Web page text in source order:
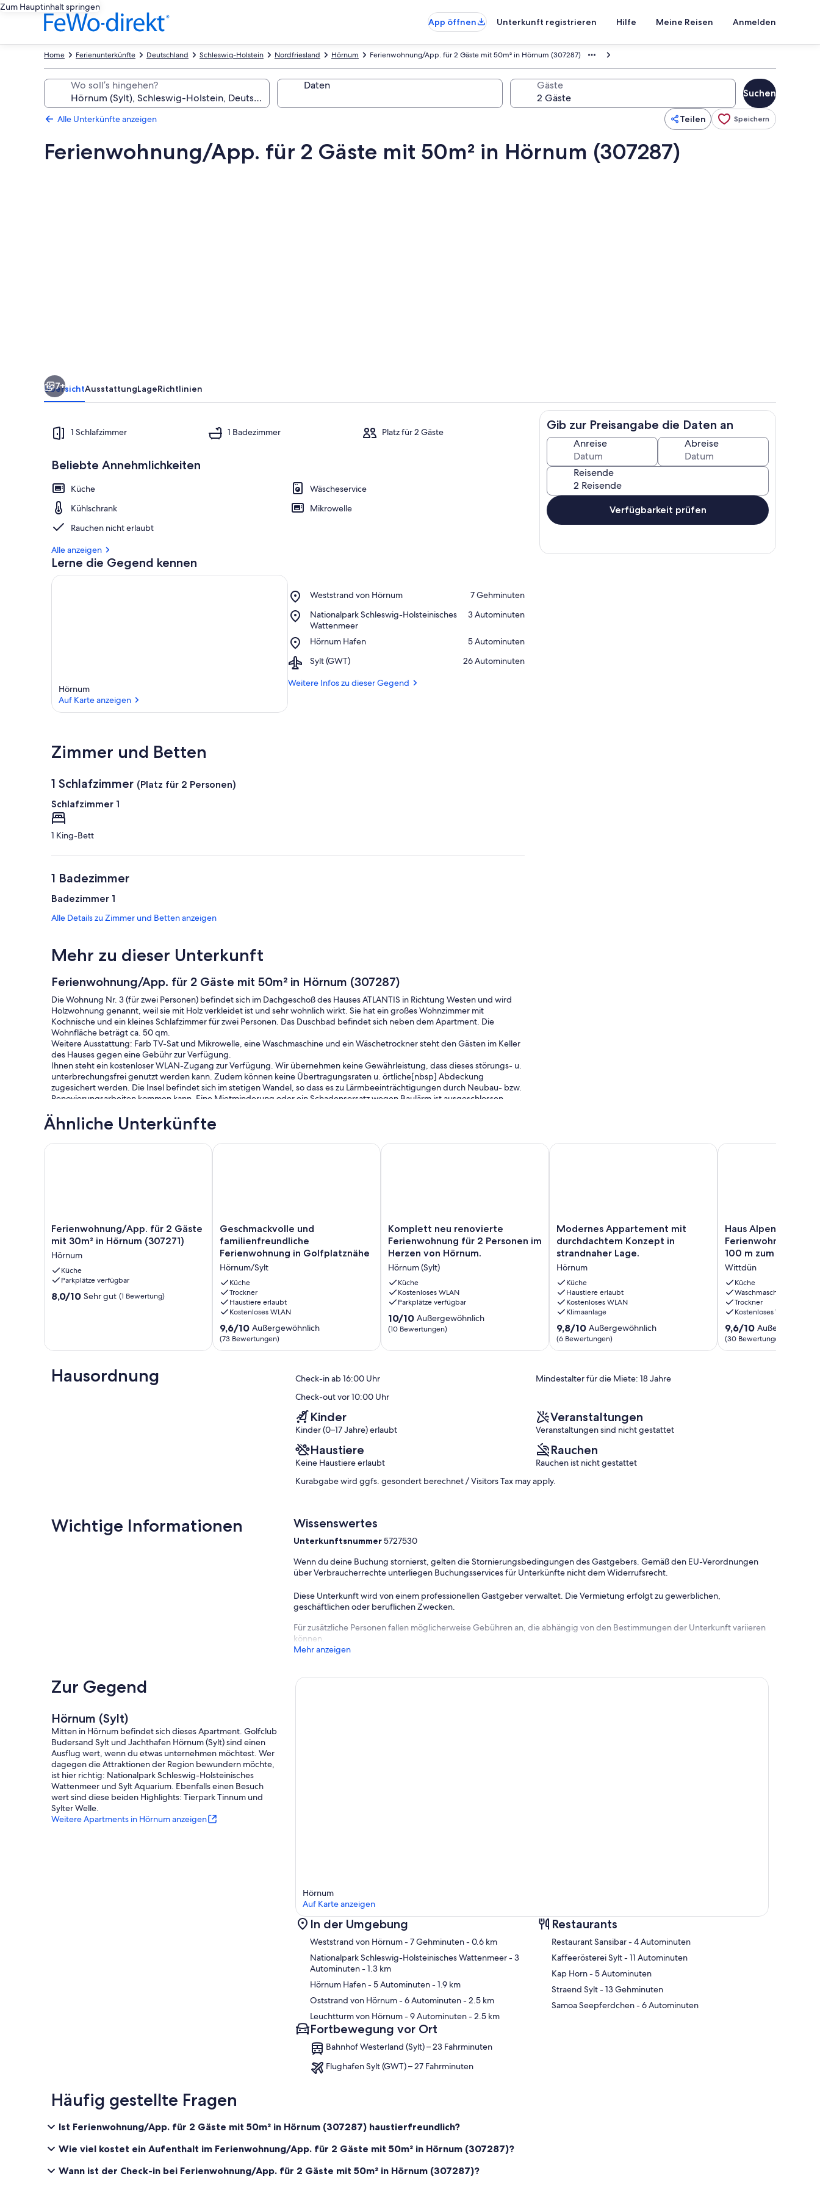
Zum Hauptinhalt springen
App öffnen
Unterkunft registrieren Hilfe Meine Reisen Anmelden
Ferienwohnung/App. für 2 Gäste mit 50m² in Hörnum (307287)
Hörnum
Nordfriesland
Schleswig-Holstein
Deutschland
Ferienunterkünfte
Home
Wo soll’s hingehen? Daten Gäste
Suchen
Alle Unterkünfte anzeigen Teilen Speichern
Ferienwohnung/App. für 2 Gäste mit 50m² in Hörnum (307287)
Wohnbereich Speisen
7+
ÜbersichtAusstattungLageRichtlinien
1 Schlafzimmer 1 Badezimmer Platz für 2 Gäste
Beliebte Annehmlichkeiten
Küche
Wäscheservice
Kühlschrank
Mikrowelle
Rauchen nicht erlaubt
Alle anzeigen
Lerne die Gegend kennen
Hörnum
Auf Karte anzeigen
Weststrand von Hörnum
Place,
von
Hörnum
‪7 Gehminuten‬
Nationalpark Schleswig-Holsteinisches
Wattenmeer
Place,
Nationalpark
Schleswig-
Holsteinisches
Wattenmeer
‪3 Autominuten‬
Hörnum Hafen
Place,
Hafen
‪5 Autominuten‬
Sylt (GWT)
Airport,
(GWT)
‪26 Autominuten‬
Weitere Infos zu dieser Gegend
Zimmer und Betten
1 Schlafzimmer (Platz für 2 Personen)
Schlafzimmer 1
1 King-Bett
1 Badezimmer
Badezimmer 1
Alle Details zu Zimmer und Betten anzeigen
Mehr zu dieser Unterkunft
Ferienwohnung/App. für 2 Gäste mit 50m² in Hörnum (307287)
Die Wohnung Nr. 3 (für zwei Personen) befindet sich im Dachgeschoß des Hauses ATLANTIS in Richtung Westen und wird
Holzwohnung genannt, weil sie mit Holz verkleidet ist und sehr wohnlich wirkt. Sie hat ein großes Wohnzimmer mit
Kochnische und ein kleines Schlafzimmer für zwei Personen. Das Duschbad befindet sich neben dem Apartment. Die
Wohnfläche beträgt ca. 50 qm.
Weitere Ausstattung: Farb TV-Sat und Mikrowelle, eine Waschmaschine und ein Wäschetrockner steht den Gästen im Keller
des Hauses gegen eine Gebühr zur Verfügung.
Ihnen steht ein kostenloser WLAN-Zugang zur Verfügung. Wir übernehmen keine Gewährleistung, dass dieses störungs- u.
unterbrechungsfrei genutzt werden kann. Zudem können keine Übertragungsraten u. örtliche[nbsp] Abdeckung
zugesichert werden. Die Insel befindet sich im stetigen Wandel, so dass es zu Lärmbeeinträchtigungen durch Neubau- bzw.
Renovierungsarbeiten kommen kann. Eine Mietminderung oder ein Schadensersatz wegen Baulärm ist ausgeschlossen,
Gib zur Preisangabe die Daten an
Anreise Abreise
Reisende
Verfügbarkeit prüfen
Ähnliche Unterkünfte
Ferienwohnung/App.
für
Gäste
mit
30m²
in
Hörnum
Ferienwohnung/App. für 2 Gäste
mit 30m² in Hörnum (307271)
Hörnum
Küche
Parkplätze verfügbar
8.0
(1
8,0/10 Sehr gut (1 Bewertung)
Ferienwohnung/App. für 2 Gäste mit 30m² in Hörnum (307271)
Geschmackvolle
und
familienfreundliche
in
Golfplatznähe
Hörnum/Sylt
Geschmackvolle und
familienfreundliche
Ferienwohnung in Golfplatznähe
Hörnum/Sylt
Küche
Trockner
Haustiere erlaubt
Kostenloses WLAN
9.6
von
10,
9,6/10 Außergewöhnlich
(73 Bewertungen)
Geschmackvolle und familienfreundliche Ferienwohnung in Golfplatznähe
Komplett
neu
renovierte
für
2
Personen
im
Herzen
von
Hörnum
Komplett neu renovierte
Ferienwohnung für 2 Personen im
Herzen von Hörnum.
Hörnum (Sylt)
Küche
Kostenloses WLAN
Parkplätze verfügbar
10.0
von
Außergewöhnlich,
10/10 Außergewöhnlich
(10 Bewertungen)
Komplett neu renovierte Ferienwohnung für 2 Personen im Herzen von Hörnum.
Modernes
Appartement
mit
Konzept
in
strandnaher
Lage.
Hörnum
Modernes Appartement mit
durchdachtem Konzept in
strandnaher Lage.
Hörnum
Küche
Haustiere erlaubt
Kostenloses WLAN
Klimaanlage
9.8
von
10,
Bewertungen)
9,8/10 Außergewöhnlich
(6 Bewertungen)
Modernes Appartement mit durchdachtem Konzept in
Haus
Alpenstrandläufer:
Ferienwohnung
Meerblick,
100
m
zum
Strand
in
Wittdün
Wittdün
Haus
Ferienwohnung mit
100 m zum Strand
Wittdün
Küche
Waschmaschine
Trockner
Kostenloses WLAN
9.6
von
10,
9,6/10
(30 Bewertungen)
Haus
Hausordnung Check-in ab 16:00 Uhr
Mindestalter für die Miete: 18 Jahre
Check-out vor 10:00 Uhr
Kinder
Kinder (0–17 Jahre) erlaubt
Veranstaltungen
Veranstaltungen sind nicht gestattet
Haustiere
Keine Haustiere erlaubt
Rauchen
Rauchen ist nicht gestattet
Kurabgabe wird ggfs. gesondert berechnet / Visitors Tax may apply.
Wichtige Informationen Wissenswertes
Unterkunftsnummer5727530
Wenn du deine Buchung stornierst, gelten die Stornierungsbedingungen des Gastgebers. Gemäß den EU-Verordnungen
über Verbraucherrechte unterliegen Buchungsservices für Unterkünfte nicht dem Widerrufsrecht.
Diese Unterkunft wird von einem professionellen Gastgeber verwaltet. Die Vermietung erfolgt zu gewerblichen,
geschäftlichen oder beruflichen Zwecken.
Für zusätzliche Personen fallen möglicherweise Gebühren an, die abhängig von den Bestimmungen der Unterkunft variieren
können.
Mehr anzeigen
Zur Gegend
Hörnum (Sylt)
Mitten in Hörnum befindet sich dieses Apartment. Golfclub
Budersand Sylt und Jachthafen Hörnum (Sylt) sind einen
Ausflug wert, wenn du etwas unternehmen möchtest. Wer
dagegen die Attraktionen der Region bewundern möchte,
ist hier richtig: Nationalpark Schleswig-Holsteinisches
Wattenmeer und Sylt Aquarium. Ebenfalls einen Besuch
wert sind diese beiden Highlights: Tierpark Tinnum und
Sylter Welle.
Weitere Apartments in Hörnum anzeigen
Hörnum
Auf Karte anzeigen
In der Umgebung
Weststrand von Hörnum- 7 Gehminuten- 0.6 km
Nationalpark Schleswig-Holsteinisches Wattenmeer- 3
Autominuten- 1.3 km
Hörnum Hafen- 5 Autominuten- 1.9 km
Oststrand von Hörnum- 6 Autominuten- 2.5 km
Leuchtturm von Hörnum- 9 Autominuten- 2.5 km
Fortbewegung vor Ort
Bahnhof Westerland (Sylt) – 23 Fahrminuten
Flughafen Sylt (GWT) – 27 Fahrminuten
Restaurants
‪Restaurant Sansibar - ‬4 Autominuten
‪Kaffeerösterei Sylt - ‬11 Autominuten
‪Kap Horn - ‬5 Autominuten
‪Straend Sylt - ‬13 Gehminuten
‪Samoa Seepferdchen - ‬6 Autominuten
Häufig gestellte Fragen
Ist Ferienwohnung/App. für 2 Gäste mit 50m² in Hörnum (307287) haustierfreundlich?
Wie viel kostet ein Aufenthalt im Ferienwohnung/App. für 2 Gäste mit 50m² in Hörnum (307287)?
Wann ist der Check-in bei Ferienwohnung/App. für 2 Gäste mit 50m² in Hörnum (307287)?